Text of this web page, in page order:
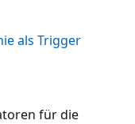
als Trigger
für die